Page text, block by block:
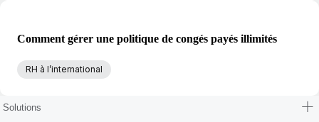
Comment gérer une politique de congés payés illimités
RH à l’international
Solutions